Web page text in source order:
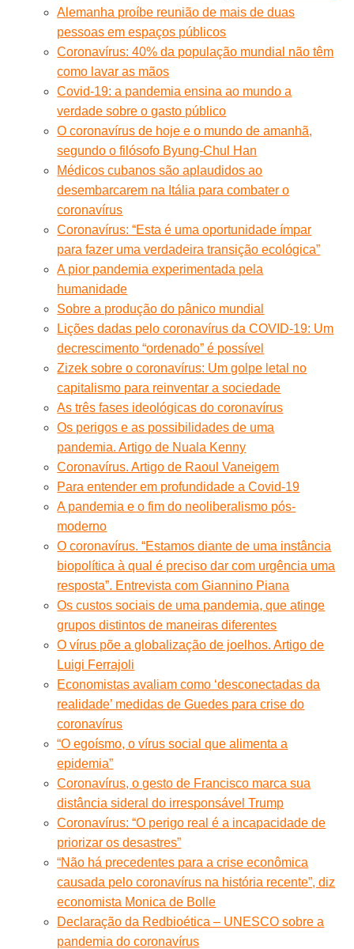
Alemanha proíbe reunião de mais de duas
pessoas em espaços públicos
Coronavírus: 40% da população mundial não têm
como lavar as mãos
Covid-19: a pandemia ensina ao mundo a
verdade sobre o gasto público
O coronavírus de hoje e o mundo de amanhã,
segundo o filósofo Byung-Chul Han
Médicos cubanos são aplaudidos ao
desembarcarem na Itália para combater o
coronavírus
Coronavírus: “Esta é uma oportunidade ímpar
para fazer uma verdadeira transição ecológica”
A pior pandemia experimentada pela
humanidade
Sobre a produção do pânico mundial
Lições dadas pelo coronavírus da COVID-19: Um
decrescimento “ordenado” é possível
Zizek sobre o coronavírus: Um golpe letal no
capitalismo para reinventar a sociedade
As três fases ideológicas do coronavírus
Os perigos e as possibilidades de uma
pandemia. Artigo de Nuala Kenny
Coronavírus. Artigo de Raoul Vaneigem
Para entender em profundidade a Covid-19
A pandemia e o fim do neoliberalismo pós-
moderno
O coronavírus. “Estamos diante de uma instância
biopolítica à qual é preciso dar com urgência uma
resposta”. Entrevista com Giannino Piana
Os custos sociais de uma pandemia, que atinge
grupos distintos de maneiras diferentes
O vírus põe a globalização de joelhos. Artigo de
Luigi Ferrajoli
Economistas avaliam como ‘desconectadas da
realidade’ medidas de Guedes para crise do
coronavírus
“O egoísmo, o vírus social que alimenta a
epidemia”
Coronavírus, o gesto de Francisco marca sua
distância sideral do irresponsável Trump
Coronavírus: “O perigo real é a incapacidade de
priorizar os desastres”
“Não há precedentes para a crise econômica
causada pelo coronavírus na história recente”, diz
economista Monica de Bolle
Declaração da Redbioética – UNESCO sobre a
pandemia do coronavírus